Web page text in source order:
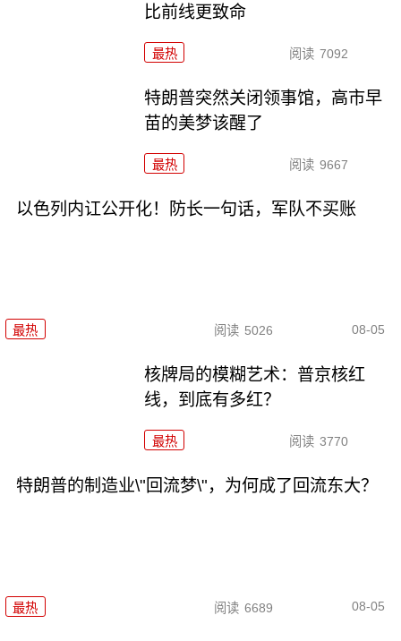
比前线更致命
最热 阅读 7092
特朗普突然关闭领事馆，高市早
苗的美梦该醒了
最热 阅读 9667
以色列内讧公开化！防长一句话，军队不买账
最热 阅读 5026 08-05
核牌局的模糊艺术：普京核红
线，到底有多红？
最热 阅读 3770
特朗普的制造业\"回流梦\"，为何成了回流东大？
最热 阅读 6689 08-05